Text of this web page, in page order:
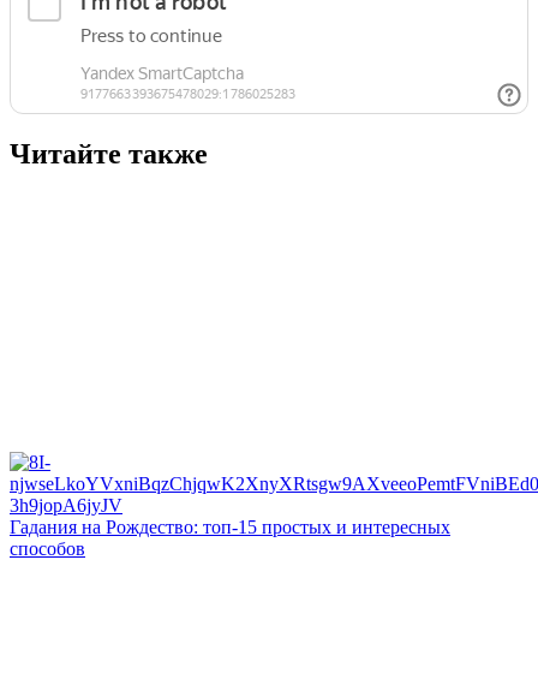
Читайте также
Гадания на Рождество: топ-15 простых и интересных
способов